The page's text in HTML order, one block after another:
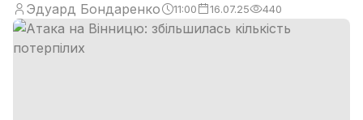
Эдуард Бондаренко 11:00 16.07.25 440